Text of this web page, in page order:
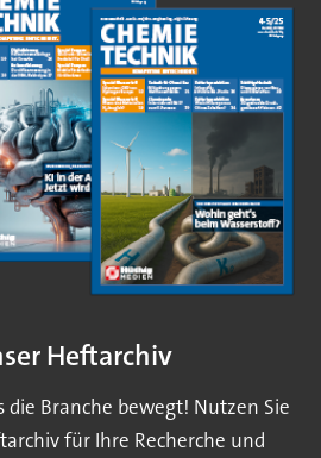
Heftarchiv
die Branche bewegt! Nutzen Sie
für Ihre Recherche und